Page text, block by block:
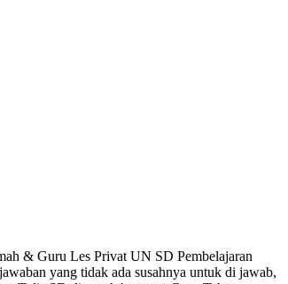
& Guru Les Privat UN SD Pembelajaran
yang tidak ada susahnya untuk di jawab,